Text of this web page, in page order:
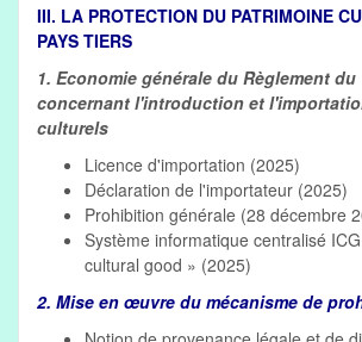
III. LA PROTECTION DU PATRIMOINE
PAYS TIERS
1. Economie générale du Règlement du
concernant l'introduction et
culturels
Licence d'importation (2025)
Déclaration de l'importateur (2025)
Prohibition générale (28 décembre
Système informatique centralisé
cultural good » (2025)
2. Mise en œuvre du mécanisme de